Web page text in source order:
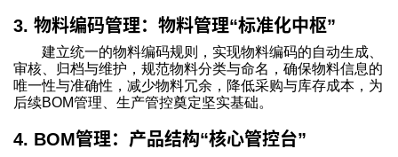
3. 物料编码管理：物料管理“标准化中枢”
建立统一的物料编码规则，实现物料编码的自动生成、
审核、归档与维护，规范物料分类与命名，确保物料信息的
唯一性与准确性，减少物料冗余，降低采购与库存成本，为
后续BOM管理、生产管控奠定坚实基础。
4. BOM管理：产品结构“核心管控台”